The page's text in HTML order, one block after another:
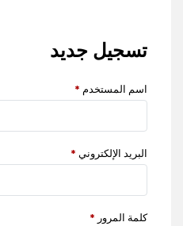
تسجيل جديد
اسم المستخدم *
البريد الإلكتروني *
كلمة المرور *